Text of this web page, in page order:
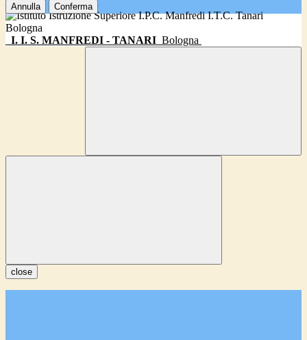
Annulla Conferma
I. I. S. MANFREDI - TANARI Bologna
close